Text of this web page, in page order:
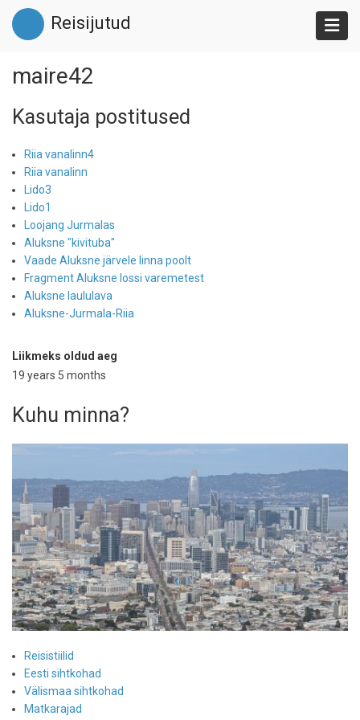
Liigu
edasi
põhisisu
Reisijutud
maire42
Kasutaja postitused
Riia vanalinn4
Riia vanalinn
Lido3
Lido1
Loojang Jurmalas
Aluksne "kivituba"
Vaade Aluksne järvele linna poolt
Fragment Aluksne lossi varemetest
Aluksne laululava
Aluksne-Jurmala-Riia
Liikmeks oldud aeg
19 years 5 months
Kuhu minna?
Reisistiilid
Eesti sihtkohad
Välismaa sihtkohad
Matkarajad